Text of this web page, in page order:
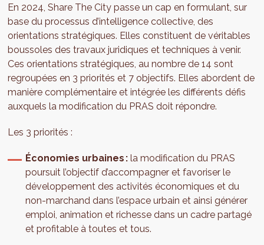
En 2024, Share The City passe un cap en formulant, sur
base du processus d’intelligence collective, des
orientations stratégiques. Elles constituent de véritables
boussoles des travaux juridiques et techniques à venir.
Ces orientations stratégiques, au nombre de 14 sont
regroupées en 3 priorités et 7 objectifs. Elles abordent de
manière complémentaire et intégrée les différents défis
auxquels la modification du PRAS doit répondre.
Les 3 priorités :
Économies urbaines :la modification du PRAS
poursuit l’objectif d’accompagner et favoriser le
développement des activités économiques et du
non-marchand dans l’espace urbain et ainsi générer
emploi, animation et richesse dans un cadre partagé
et profitable à toutes et tous.